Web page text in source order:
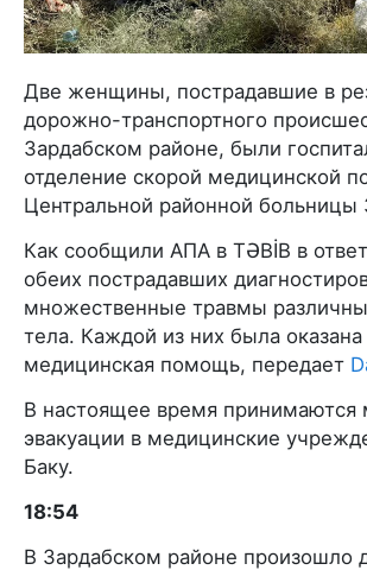
Две женщины, пострадавшие в
дорожно-транспортного
Зардабском районе, были
отделение скорой медицинской
Центральной районной больницы
Как сообщили AПA в TƏBİB в
обеих пострадавших
множественные травмы
тела. Каждой из них была
медицинская помощь, передает
В настоящее время принимаются
эвакуации в медицинские
Баку.
18:54
В Зардабском районе произошло